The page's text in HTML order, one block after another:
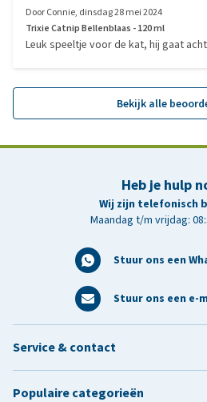
DoorConnie, dinsdag 28 mei 2024
Trixie Catnip Bellenblaas - 120 ml
Leuk speeltje voor de kat, hij gaat
Bekijk alle
Heb je hulp
Wij zijn telefonisch
Maandag t/m vrijdag:
Stuur ons een
Stuur ons een e-
Service & contact
Populaire categorieën